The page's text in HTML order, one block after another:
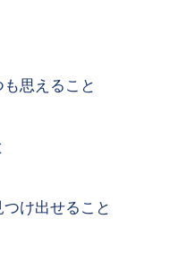
思えること
け出せること